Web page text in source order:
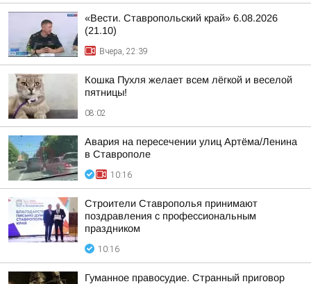
«Вести. Ставропольский край» 6.08.2026
(21.10)
Вчера, 22:39
Кошка Пухля желает всем лёгкой и веселой
пятницы!
08:02
Авария на пересечении улиц Артёма/Ленина
в Ставрополе
10:16
Строители Ставрополья принимают
поздравления с профессиональным
праздником
10:16
Гуманное правосудие. Странный приговор